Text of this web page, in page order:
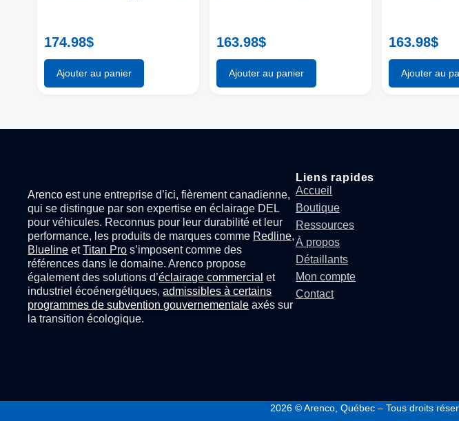
174.98$
Ajouter au panier
163.98$
Ajouter au panier
163.98$
Ajouter au
Arenco est une entreprise d’ici, fièrement canadienne,
qui se distingue par son expertise enéclairage DEL
pour véhicules. Reconnus pour leur durabilité et leur
performance, les produits de marques comme Redline,
Blueline etTitan Pro s’imposent comme des
références dans le domaine. Arenco propose
également des solutions d’éclairage commercial et
industriel écoénergétiques,admissibles à certains
programmes de subvention gouvernementale axés sur
la transition écologique.
Liens rapides
Accueil
Boutique
Ressources
À propos
Détaillants
Mon compte
Contact
2026 © Arenco, Québec – Tous droits